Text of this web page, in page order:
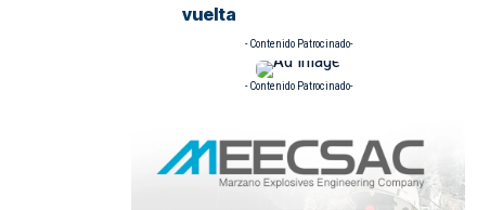
vuelta
- Contenido Patrocinado-
- Contenido Patrocinado-